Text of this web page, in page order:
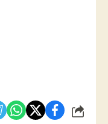
شارك